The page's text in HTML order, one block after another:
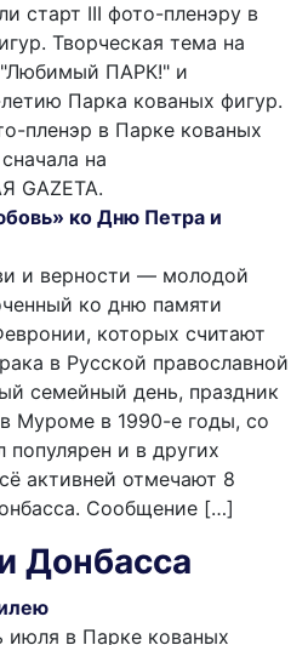
старт III фото-пленэру в
Творческая тема на
"Любимый ПАРК!" и
Парка кованых фигур.
пленэр в Парке кованых
на
GAZЕТА.
ко Дню Петра и
и верности — молодой
ко дню памяти
которых считают
в Русской православной
семейный день, праздник
Муроме в 1990-е годы, со
популярен и в других
активней отмечают 8
Сообщение […]
Донбасса
июля в Парке кованых